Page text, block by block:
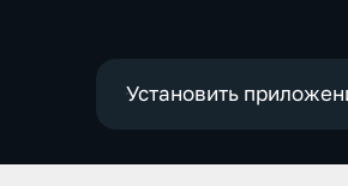
Установить